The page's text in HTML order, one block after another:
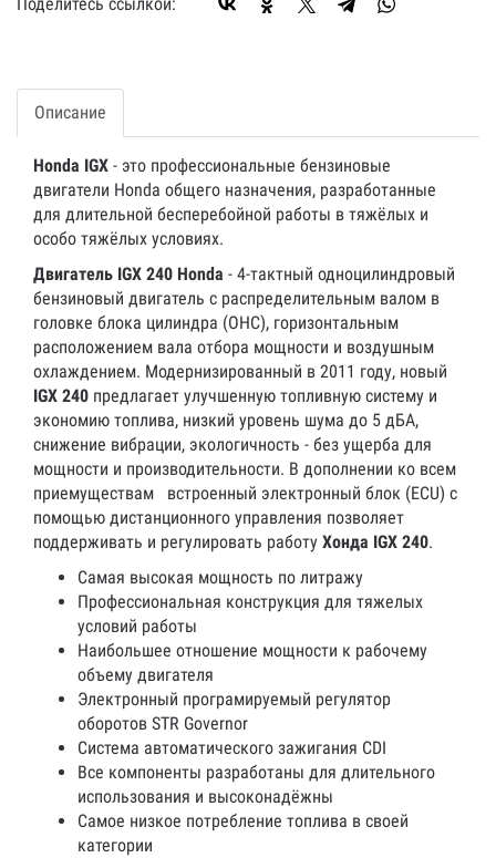
Поделитесь ссылкой:
Описание
Honda IGX - это профессиональные бензиновые
двигатели Honda общего назначения, разработанные
для длительной бесперебойной работы в тяжёлых и
особо тяжёлых условиях.
Двигатель IGX 240 Honda - 4-тактный одноцилиндровый
бензиновый двигатель с распределительным валом в
головке блока цилиндра (ОНС), горизонтальным
расположением вала отбора мощности и воздушным
охлаждением. Модернизированный в 2011 году, новый
IGX 240 предлагает улучшенную топливную систему и
экономию топлива, низкий уровень шума до 5 дБА,
снижение вибрации, экологичность - без ущерба для
мощности и производительности. В дополнении ко всем
приемуществам встроенный электронный блок (ECU) с
помощью дистанционного управления позволяет
поддерживать и регулировать работу Хонда IGX 240.
Самая высокая мощность по литражу
Профессиональная конструкция для тяжелых
условий работы
Наибольшее отношение мощности к рабочему
объему двигателя
Электронный програмируемый регулятор
оборотов STR Governor
Система автоматического зажигания CDI
Все компоненты разработаны для длительного
использования и высоконадёжны
Самое низкое потребление топлива в своей
категории